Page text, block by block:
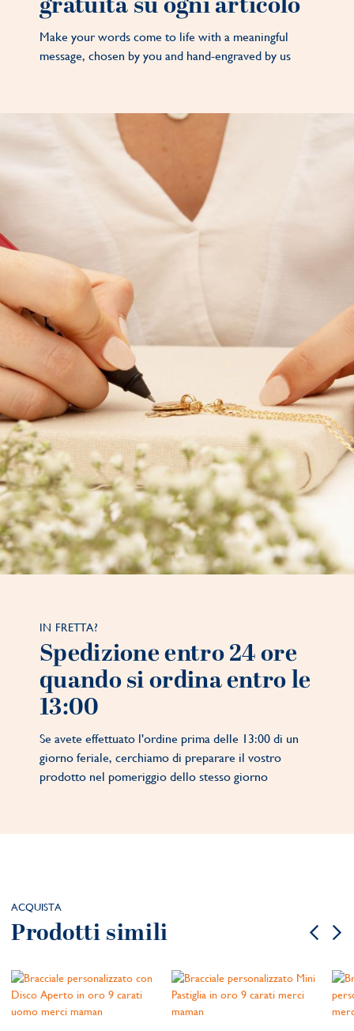
Make your words come to life with a meaningful
message, chosen by you and hand-engraved by us
IN FRETTA?
Spedizione entro 24 ore
quando si ordina entro le
13:00
Se avete effettuato l'ordine prima delle 13:00 di un
giorno feriale, cerchiamo di preparare il vostro
prodotto nel pomeriggio dello stesso giorno
ACQUISTA
Prodotti simili